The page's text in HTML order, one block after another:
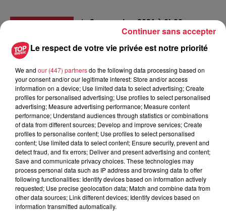
du2 novembre 2021 à 0h00
Lieu
MUTTERSHOLTZ - SCHERWILLER -
SÉLESTAT (67)
Organisateur http://www.maisonnaturemutt.org/
Tarif Gratuit
Le respect de votre vie privée est notre priorité
We and our (447) partnersdo the following data processing based on
your consent and/or our legitimate interest: Store and/or access
information on a device; Use limited data to select advertising; Create
profiles for personalised advertising; Use profiles to select personalised
advertising; Measure advertising performance; Measure content
performance; Understand audiences through statistics or combinations
of data from different sources; Develop and improve services; Create
profiles to personalise content; Use profiles to select personalised
content; Use limited data to select content; Ensure security, prevent and
detect fraud, and fix errors; Deliver and present advertising and content;
Save and communicate privacy choices. These technologies may
process personal data such as IP address and browsing data to offer
following functionalities: Identify devices based on information actively
requested; Use precise geolocation data; Match and combine data from
other data sources; Link different devices; Identify devices based on
information transmitted automatically.
Continuer sans accepter